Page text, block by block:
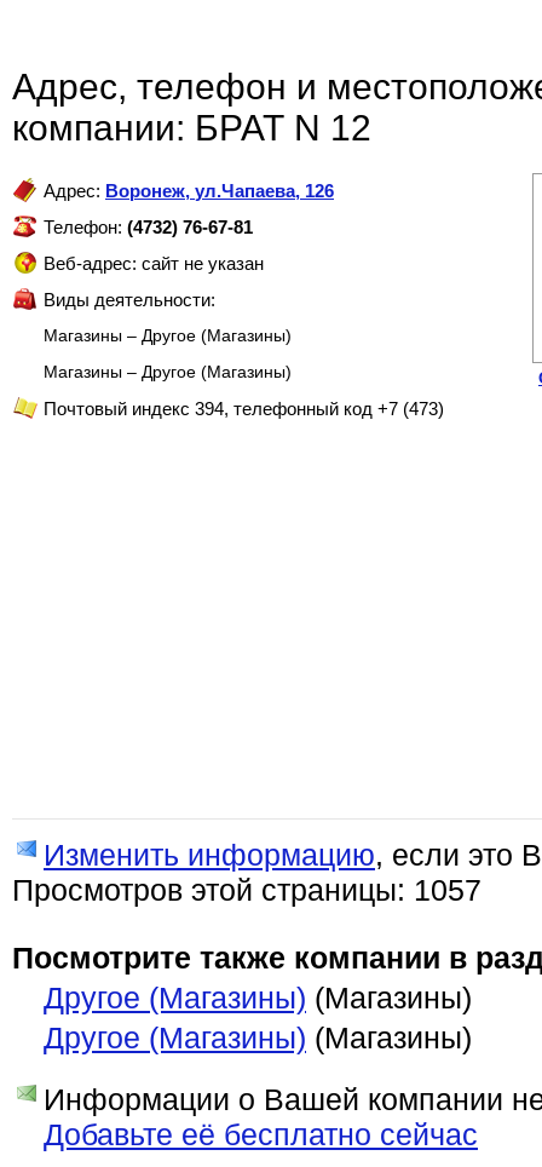
Адрес, телефон и
компании: БРАТ N 12
Адрес: Воронеж, ул.Чапаева, 126
Телефон: (4732) 76-67-81
Веб-адрес: сайт не указан
Виды деятельности:
Магазины – Другое (Магазины)
Магазины – Другое (Магазины)
Почтовый индекс 394, телефонный код +7 (473)
Изменить информацию, если это
Просмотров этой страницы: 1057
Посмотрите также компании в
Другое (Магазины) (Магазины)
Другое (Магазины) (Магазины)
Информации о Вашей компании
Добавьте её бесплатно сейчас